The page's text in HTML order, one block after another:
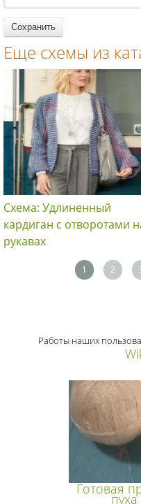
Еще схемы из
Схема: Удлиненный
кардиган с отворотами
рукавах
1 2
Работы наших
Готовая